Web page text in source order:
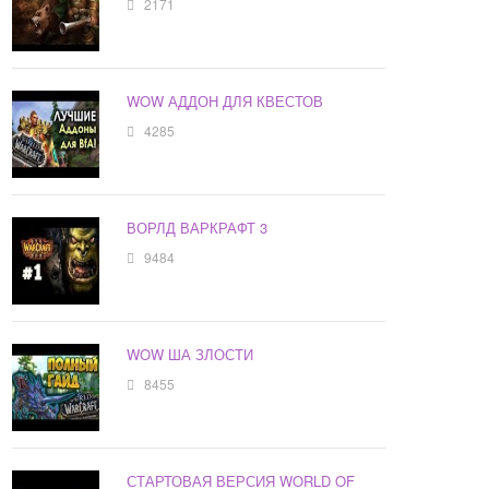
2171
WOW АДДОН ДЛЯ КВЕСТОВ
4285
ВОРЛД ВАРКРАФТ 3
9484
WOW ША ЗЛОСТИ
8455
СТАРТОВАЯ ВЕРСИЯ WORLD OF